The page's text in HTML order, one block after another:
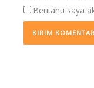
Beritahu saya